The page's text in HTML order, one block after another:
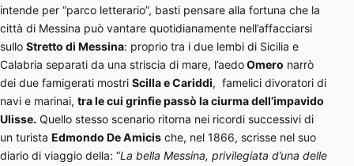
intende per “parco letterario”, basti pensare alla fortuna che la
città di Messina può vantare quotidianamente nell’affacciarsi
sullo Stretto di Messina: proprio tra i due lembi di Sicilia e
Calabria separati da una striscia di mare, l’aedoOmero narrò
dei due famigerati mostri Scilla e Cariddi, famelici divoratori di
navi e marinai, tra le cui grinfie passò la ciurma dell’impavido
Ulisse. Quello stesso scenario ritorna nei ricordi successivi di
un turista Edmondo De Amicis che, nel 1866, scrisse nel suo
diario di viaggio della: “La bella Messina, privilegiata d’una delle